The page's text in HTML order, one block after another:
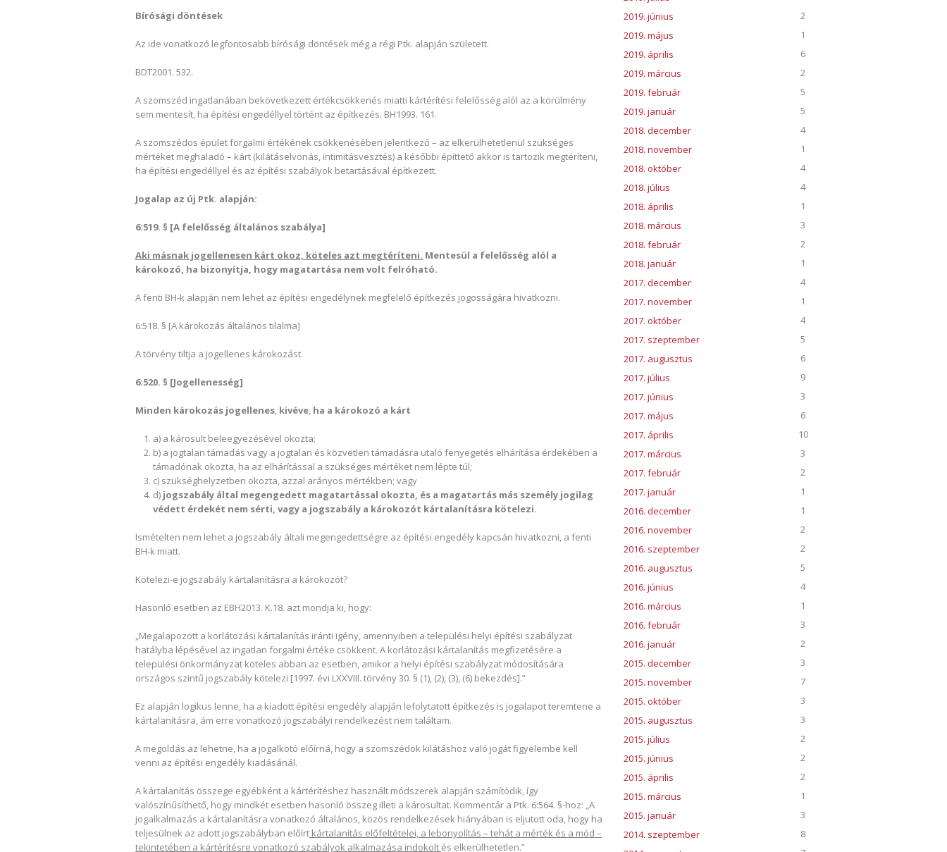
Bírósági döntések
Az ide vonatkozó legfontosabb bírósági döntések még a régi Ptk. alapján született.
BDT2001. 532.
A szomszéd ingatlanában bekövetkezett értékcsökkenés miatti kártérítési felelősség alól az a körülmény
sem mentesít, ha építési engedéllyel történt az építkezés. BH1993. 161.
A szomszédos épület forgalmi értékének csökkenésében jelentkező – az elkerülhetetlenül szükséges
mértéket meghaladó – kárt (kilátáselvonás, intimitásvesztés) a későbbi építtető akkor is tartozik megtéríteni,
ha építési engedéllyel és az építési szabályok betartásával építkezett.
Jogalap az új Ptk. alapján:
6:519. § [A felelősség általános szabálya]
Aki másnak jogellenesen kárt okoz, köteles azt megtéríteni. Mentesül a felelősség alól a
károkozó, ha bizonyítja, hogy magatartása nem volt felróható.
A fenti BH-k alapján nem lehet az építési engedélynek megfelelő építkezés jogosságára hivatkozni.
6:518. § [A károkozás általános tilalma]
A törvény tiltja a jogellenes károkozást.
6:520. § [Jogellenesség]
Minden károkozás jogellenes, kivéve, ha a károkozó a kárt
a) a károsult beleegyezésével okozta;
b) a jogtalan támadás vagy a jogtalan és közvetlen támadásra utaló fenyegetés elhárítása érdekében a
támadónak okozta, ha az elhárítással a szükséges mértéket nem lépte túl;
c) szükséghelyzetben okozta, azzal arányos mértékben; vagy
d) jogszabály által megengedett magatartással okozta, és a magatartás más személy jogilag
védett érdekét nem sérti, vagy a jogszabály a károkozót kártalanításra kötelezi.
Ismételten nem lehet a jogszabály általi megengedettségre az építési engedély kapcsán hivatkozni, a fenti
BH-k miatt.
Kötelezi-e jogszabály kártalanításra a károkozót?
Hasonló esetben az EBH2013. K.18. azt mondja ki, hogy:
„Megalapozott a korlátozási kártalanítás iránti igény, amennyiben a települési helyi építési szabályzat
hatályba lépésével az ingatlan forgalmi értéke csökkent. A korlátozási kártalanítás megfizetésére a
települési önkormányzat köteles abban az esetben, amikor a helyi építési szabályzat módosítására
országos szintű jogszabály kötelezi [1997. évi LXXVIII. törvény 30. § (1), (2), (3), (6) bekezdés].”
Ez alapján logikus lenne, ha a kiadott építési engedély alapján lefolytatott építkezés is jogalapot teremtene a
kártalanításra, ám erre vonatkozó jogszabályi rendelkezést nem találtam.
A megoldás az lehetne, ha a jogalkotó előírná, hogy a szomszédok kilátáshoz való jogát figyelembe kell
venni az építési engedély kiadásánál.
A kártalanítás összege egyébként a kártérítéshez használt módszerek alapján számítódik, így
valószínűsíthető, hogy mindkét esetben hasonló összeg illeti a károsultat. Kommentár a Ptk. 6:564. §-hoz: „A
jogalkalmazás a kártalanításra vonatkozó általános, közös rendelkezések hiányában is eljutott oda, hogy ha
teljesülnek az adott jogszabályban előírt kártalanítás előfeltételei, a lebonyolítás – tehát a mérték és a mód –
tekintetében a kártérítésre vonatkozó szabályok alkalmazása indokolt és elkerülhetetlen.”
2019. június
2
2019. május
1
2019. április
6
2019. március
2
2019. február
5
2019. január
5
2018. december
4
2018. november
1
2018. október
4
2018. július
4
2018. április
1
2018. március
3
2018. február
2
2018. január
1
2017. december
4
2017. november
1
2017. október
4
2017. szeptember
5
2017. augusztus
6
2017. július
9
2017. június
3
2017. május
6
2017. április
10
2017. március
3
2017. február
2
2017. január
1
2016. december
1
2016. november
2
2016. szeptember
2
2016. augusztus
5
2016. június
4
2016. március
1
2016. február
3
2016. január
2
2015. december
3
2015. november
7
2015. október
3
2015. augusztus
3
2015. július
2
2015. június
2
2015. április
2
2015. március
1
2015. január
3
2014. szeptember
8